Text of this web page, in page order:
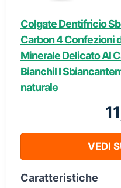
Colgate Dentifricio
Carbon 4 Confezioni
Minerale Delicato Al
Bianchil I
naturale
VEDI
Caratteristiche